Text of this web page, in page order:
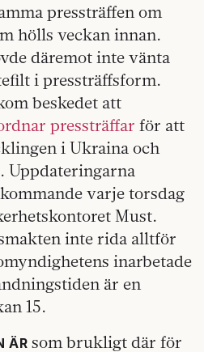
pressträffen om
hölls veckan innan.
däremot inte vänta
i pressträffsform.
beskedet att
pressträffar för att
i Ukraina och
Uppdateringarna
varje torsdag
Must.
inte rida alltför
inarbetade
är en
15.
ÄR som brukligt där för